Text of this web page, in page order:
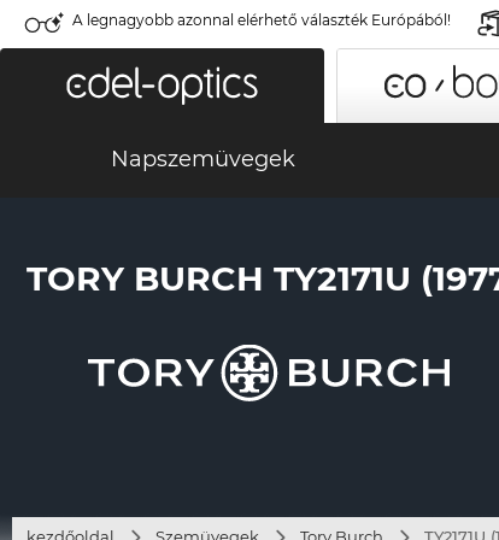
A legnagyobb azonnal elérhető választék Európából!
Napszemüvegek
TORY BURCH TY2171U